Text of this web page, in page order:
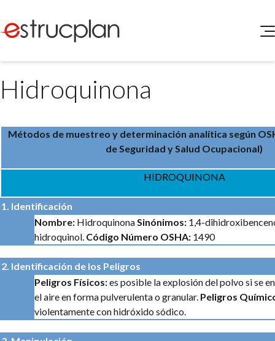
SERVICIOS
Higiene y Seguridad
Medio Ambiente
Portal de Clientes
Matriz Profesional
ELEG
Hidroquinona
Métodos de muestreo y determinación analítica según
de Seguridad y Salud Ocupacional)
HIDROQUINONA
1. Identificación
Nombre: HidroquinonaSinónimos: 1,4-
hidroquinol. Código Número OSHA: 1490
2. Identificación de los Peligros
Peligros Físicos:es posible la explosión del polvo si se
el aire en forma pulverulenta o granular. Peligros
violentamente con hidróxido sódico.